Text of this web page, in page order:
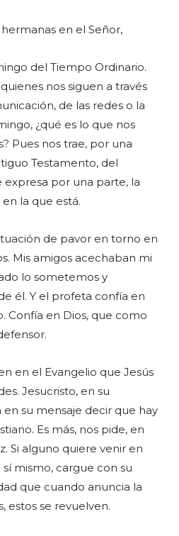
en el Señor,
del Tiempo Ordinario.
nos siguen a través
de las redes o la
¿qué es lo que nos
Pues nos trae, por una
Testamento, del
por una parte, la
la que está.
de pavor en torno en
Mis amigos acechaban mi
lo sometemos y
él. Y el profeta confía en
Confía en Dios, que como
en el Evangelio que Jesús
Jesucristo, en su
su mensaje decir que hay
Es más, nos pide, en
Si alguno quiere venir en
mismo, cargue con su
que cuando anuncia la
estos se revuelven.